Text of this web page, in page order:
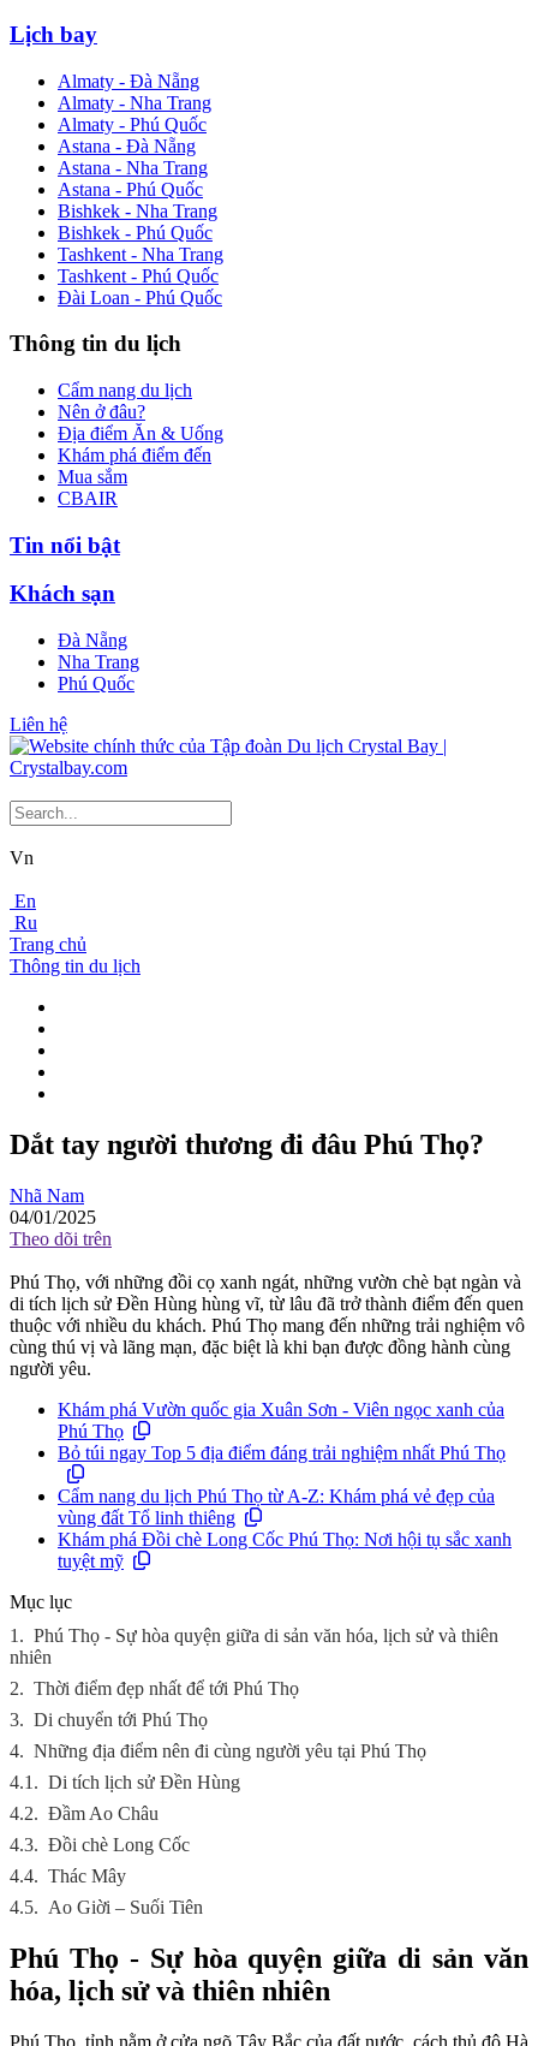
Lịch bay
Almaty - Đà Nẵng
Almaty - Nha Trang
Almaty - Phú Quốc
Astana - Đà Nẵng
Astana - Nha Trang
Astana - Phú Quốc
Bishkek - Nha Trang
Bishkek - Phú Quốc
Tashkent - Nha Trang
Tashkent - Phú Quốc
Đài Loan - Phú Quốc
Thông tin du lịch
Cẩm nang du lịch
Nên ở đâu?
Địa điểm Ăn & Uống
Khám phá điểm đến
Mua sắm
CBAIR
Tin nổi bật
Khách sạn
Đà Nẵng
Nha Trang
Phú Quốc
Liên hệ
Vn
En
Ru
Trang chủ
Thông tin du lịch
Dắt tay người thương đi đâu Phú Thọ?
Nhã Nam
04/01/2025
Theo dõi trên
Phú Thọ, với những đồi cọ xanh ngát, những vườn chè bạt ngàn và
di tích lịch sử Đền Hùng hùng vĩ, từ lâu đã trở thành điểm đến quen
thuộc với nhiều du khách. Phú Thọ mang đến những trải nghiệm vô
cùng thú vị và lãng mạn, đặc biệt là khi bạn được đồng hành cùng
người yêu.
Khám phá Vườn quốc gia Xuân Sơn - Viên ngọc xanh của
Phú Thọ
Bỏ túi ngay Top 5 địa điểm đáng trải nghiệm nhất Phú Thọ
Cẩm nang du lịch Phú Thọ từ A-Z: Khám phá vẻ đẹp của
vùng đất Tổ linh thiêng
Khám phá Đồi chè Long Cốc Phú Thọ: Nơi hội tụ sắc xanh
tuyệt mỹ
Mục lục
1. Phú Thọ - Sự hòa quyện giữa di sản văn hóa, lịch sử và thiên
nhiên
2. Thời điểm đẹp nhất để tới Phú Thọ
3. Di chuyển tới Phú Thọ
4. Những địa điểm nên đi cùng người yêu tại Phú Thọ
4.1. Di tích lịch sử Đền Hùng
4.2. Đầm Ao Châu
4.3. Đồi chè Long Cốc
4.4. Thác Mây
4.5. Ao Giời – Suối Tiên
Phú Thọ - Sự hòa quyện giữa di sản văn
hóa, lịch sử và thiên nhiên
Phú Thọ, tỉnh nằm ở cửa ngõ Tây Bắc của đất nước, cách thủ đô Hà